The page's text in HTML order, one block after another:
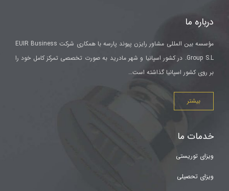
درباره ما
مؤسسه بین المللی مشاور رایزن پیوند پارسه با همکاری شرکت EUIR Business
Group S.L. در کشور اسپانیا و شهر مادرید به صورت تخصصی تمرکز کامل خود را
بر روی کشور اسپانیا گذاشته است…
بیشتر
خدمات ما
ویزای توریستی
ویزای تحصیلی